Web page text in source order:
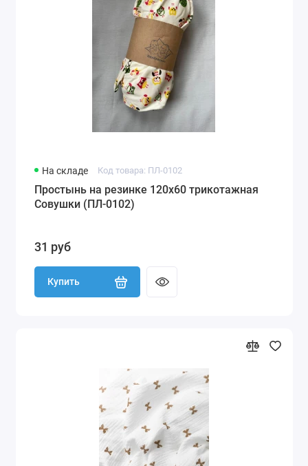
На складе Код товара: ПЛ-0102
Простынь на резинке 120х60 трикотажная
Совушки (ПЛ-0102)
31 руб
Купить